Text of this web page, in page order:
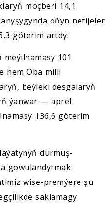
möçberi 14,1
oňyn netijeler
göterim artdy.
101
hem Oba milli
beýleki desgalaryň
ýanwar — aprel
136,6 göterim
durmuş-
gowulandyrmak
wise-premýere şu
saklamagy